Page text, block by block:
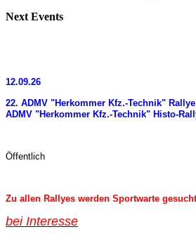
Next Events
12.09.26
22. ADMV "Herkommer Kfz.-Technik"
ADMV "Herkommer Kfz.-Technik" Histo-
Öffentlich
Zu allen Rallyes werden Sportwarte
bei Interesse